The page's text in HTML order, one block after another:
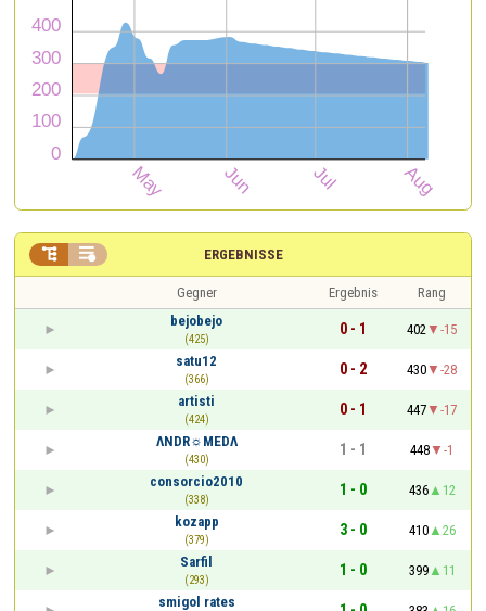
ERGEBNISSE
 
Gegner Ergebnis
Rang
bejobejo
(425)
0 - 1 402
-15
satu12
(366)
0 - 2 430
-28
artisti
(424)
0 - 1 447
-17
ΛNDR☼MEDΛ
(430)
1 - 1 448
-1
consorcio2010
(338)
1 - 0 436
12
kozapp
(379)
3 - 0 410
26
Sarfil
(293)
1 - 0 399
11
smigol rates